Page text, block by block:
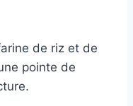
de riz et de
pointe de